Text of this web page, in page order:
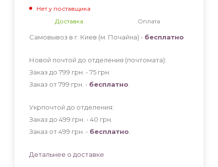
Нет у поставщика
Доставка
Оплата
Самовывоз в г. Киев (м. Почайна) - бесплатно
Новой почтой до отделения (почтомата):
Заказ до 799 грн. - 75 грн
Заказ от 799 грн. - бесплатно
Укрпочтой до отделения:
Заказ до 499 грн. - 40 грн
Заказ от 499 грн. - бесплатно
Детальнее о доставке